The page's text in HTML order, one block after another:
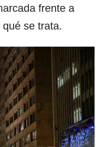
frente a
se trata.